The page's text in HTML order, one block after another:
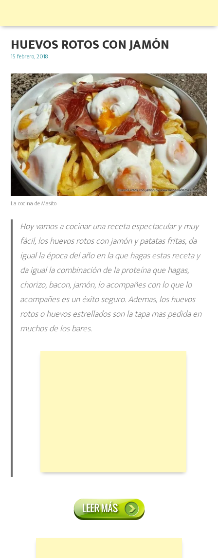
HUEVOS ROTOS CON JAMÓN
Posted
15 febrero, 2018
La cocina de Masito
Hoy vamos a cocinar una receta espectacular y muy
fácil, loshuevos rotos con jamón y patatas fritas, da
igual la época del año en la que hagas estas receta y
da igual la combinación de la proteína que hagas,
chorizo, bacon, jamón, lo acompañes con lo que lo
acompañes es un éxito seguro. Ademas, los huevos
rotos o huevos estrellados son la tapa mas pedida en
muchos de los bares.